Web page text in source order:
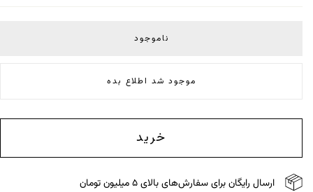
ناموجود
موجود شد اطلاع بده
خرید
ارسال رایگان برای سفارش‌های بالای ۵ میلیون تومان